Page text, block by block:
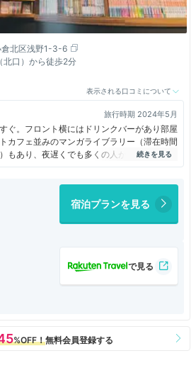
倉北区浅野1-3-6
北口）から徒歩2分
表示される口コミについて
旅行時期 2024年5月
ぐ。フロント横にはドリンクバーがあり部屋
カフェ並みのマンガライブラリー（滞在時間
もあり、夜遅くでも多くの人が出入りしてま
ルだが快適。ただし線路の横に位置するた
宿泊プランを見る